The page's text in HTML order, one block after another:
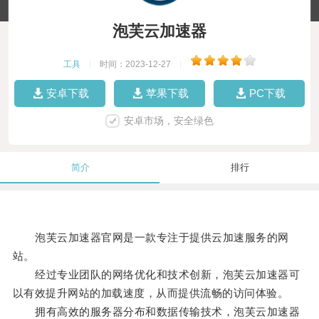
泡芙云加速器
工具 时间：2023-12-27
安卓下载 苹果下载 PC下载
安卓市场，安全绿色
简介 排行
泡芙云加速器官网是一款专注于提供云加速服务的网
站。
经过专业团队的网络优化和技术创新，泡芙云加速器可
以有效提升网站的加载速度，从而提供流畅的访问体验。
拥有高效的服务器分布和数据传输技术，泡芙云加速器